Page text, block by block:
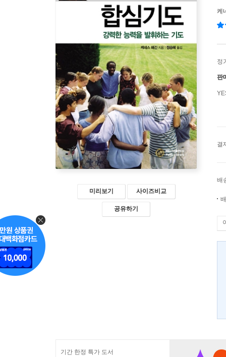
미리보기 사이즈비교
공유하기
케
정
판
결
배
기간 한정 특가 도서